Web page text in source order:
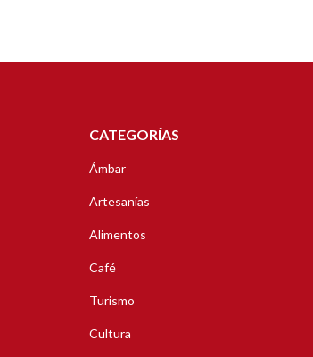
CATEGORÍAS
Ámbar
Artesanías
Alimentos
Café
Turismo
Cultura